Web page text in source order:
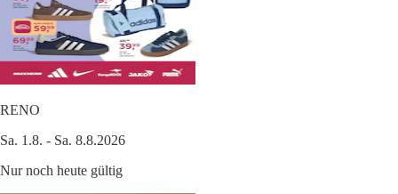
RENO
Sa. 1.8. - Sa. 8.8.2026
Nur noch heute gültig